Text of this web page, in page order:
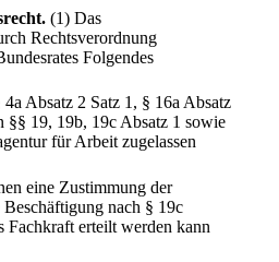
(1) Das
Rechtsverordnung
Folgendes
Absatz 2 Satz 1, § 16a Absatz
§§ 19, 19b, 19c Absatz 1 sowie
für Arbeit zugelassen
eine Zustimmung der
nach § 19c
erteilt werden kann